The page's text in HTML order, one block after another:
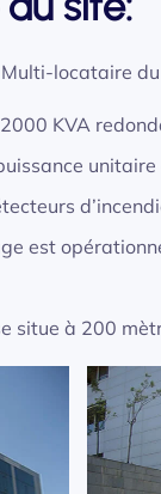
locataire
KVA
est
situe à 200